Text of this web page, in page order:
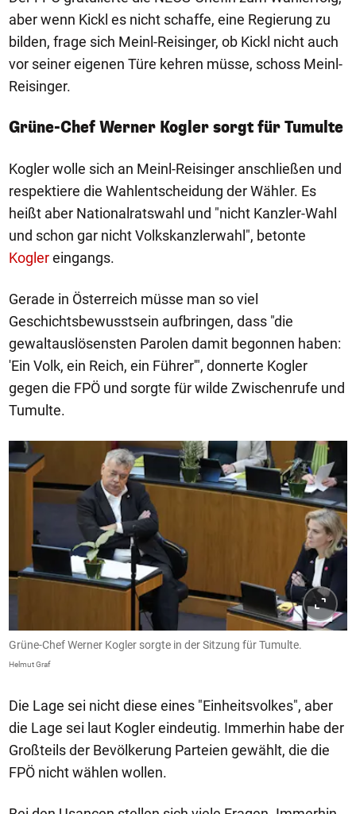
aber wenn Kickl es nicht schaffe, eine Regierung zu
bilden, frage sich Meinl-Reisinger, ob Kickl nicht auch
vor seiner eigenen Türe kehren müsse, schoss Meinl-
Reisinger.
Grüne-Chef Werner Kogler sorgt für Tumulte
Kogler wolle sich an Meinl-Reisinger anschließen und
respektiere die Wahlentscheidung der Wähler. Es
heißt aber Nationalratswahl und "nicht Kanzler-Wahl
und schon gar nicht Volkskanzlerwahl", betonte
Koglereingangs.
Gerade in Österreich müsse man so viel
Geschichtsbewusstsein aufbringen, dass "die
gewaltauslösensten Parolen damit begonnen haben:
'Ein Volk, ein Reich, ein Führer'", donnerte Kogler
gegen die FPÖ und sorgte für wilde Zwischenrufe und
Tumulte.
Grüne-Chef Werner Kogler sorgte in der Sitzung für Tumulte.
Helmut Graf
Die Lage sei nicht diese eines "Einheitsvolkes", aber
die Lage sei laut Kogler eindeutig. Immerhin habe der
Großteils der Bevölkerung Parteien gewählt, die die
FPÖ nicht wählen wollen.